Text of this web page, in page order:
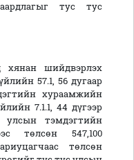
тус тус
хянан шийдвэрлэх
57.1, 56 дугаар
хураамжийн
7.1.1, 44 дүгээр
улсын тэмдэгтийн
төлсөн 547,100
төлсөн